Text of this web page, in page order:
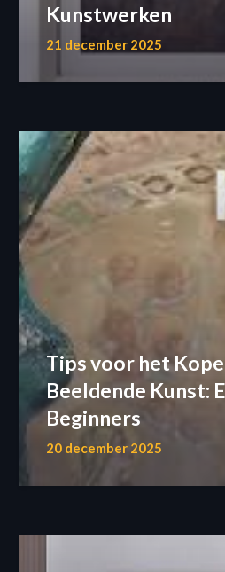
Kunstwerken
21 december 2025
Tips voor het
Beeldende Kunst:
Beginners
20 december 2025